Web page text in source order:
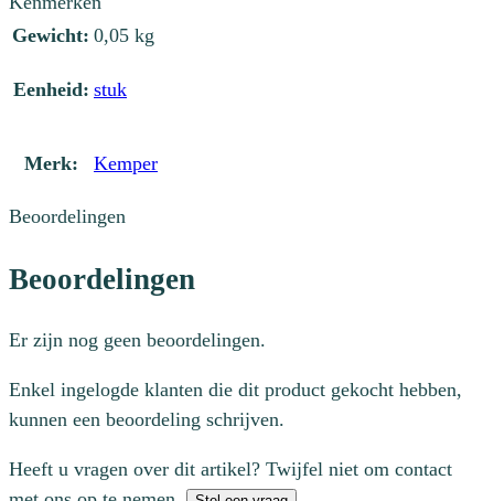
Gewicht: 0,05 kg
Eenheid: stuk
Merk: Kemper
Beoordelingen
Beoordelingen
Er zijn nog geen beoordelingen.
Enkel ingelogde klanten die dit product gekocht hebben,
kunnen een beoordeling schrijven.
Heeft u vragen over dit artikel? Twijfel niet om contact